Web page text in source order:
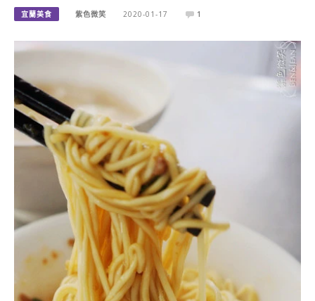
宜蘭美食 紫色微笑 2020-01-17 1